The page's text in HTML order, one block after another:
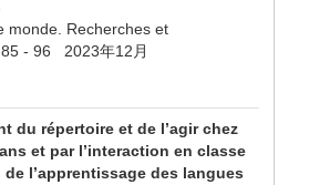
monde. Recherches et
- 96 2023年12月
du répertoire et de l’agir chez
et par l’interaction en classe
l’apprentissage des langues